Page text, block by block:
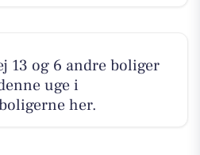
13 og 6 andre boliger
uge i
her.